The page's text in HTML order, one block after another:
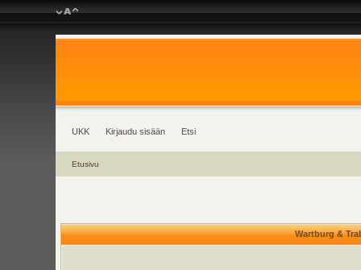
UKK Kirjaudu sisään Etsi
Etusivu
Wartburg &